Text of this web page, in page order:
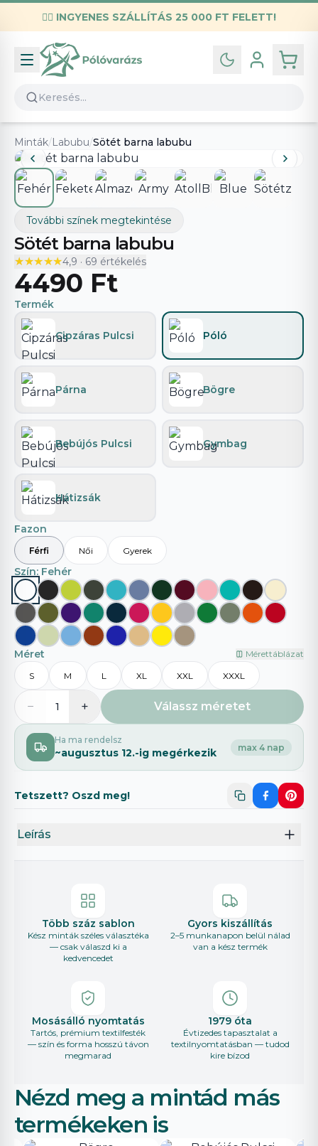
✌🏼 INGYENES SZÁLLÍTÁS 25 000 FT FELETT!
Infó
Kapcsolat
GYIK
Általános szerződési feltételek
Adatvédelmi nyilatkozat
Minták/Labubu/Sötét barna labubu
További színek megtekintése
Sötét barna labubu
★★★★★
★★★★★4,9 · 69 értékelés
4490 Ft
Termék
Cipzáras Pulcsi Póló
Párna Bögre
Bebújós Pulcsi Gymbag
Hátizsák
Fazon
Férfi Női Gyerek
Szín: Fehér
Méret Mérettáblázat
S M L XL XXL XXXL
− 1 + Válassz méretet
Ha ma rendelsz
~augusztus 12.-ig megérkezik max 4 nap
Tetszett? Oszd meg!
Leírás
Több száz sablon
Kész minták széles választéka
— csak válaszd ki a
kedvencedet
Gyors kiszállítás
2–5 munkanapon belül nálad
van a kész termék
Mosásálló nyomtatás
Tartós, prémium textilfesték
— szín és forma hosszú távon
megmarad
1979 óta
Évtizedes tapasztalat a
textilnyomtatásban — tudod
kire bízod
Nézd meg a mintád más
termékeken is